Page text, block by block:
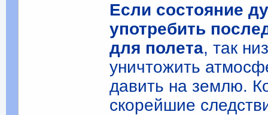
Если состояние
употребить
для полета, так
уничтожить
давить на землю.
скорейшие